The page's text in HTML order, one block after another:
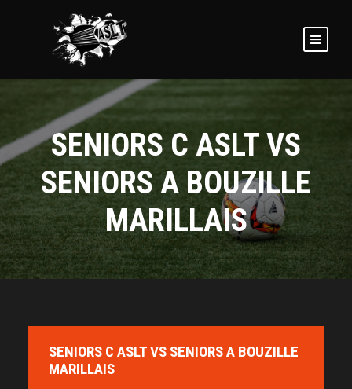
SENIORS C ASLT VS
SENIORS A BOUZILLE
MARILLAIS
SENIORS C ASLT VS SENIORS A BOUZILLE
MARILLAIS